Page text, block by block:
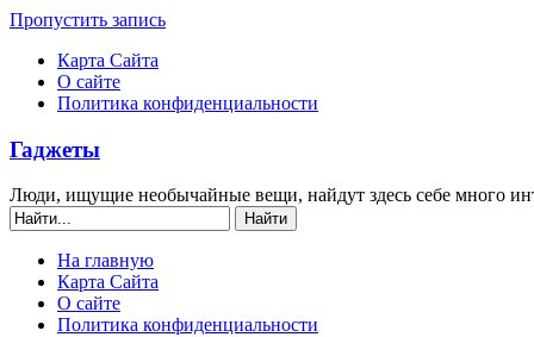
Пропустить запись
Карта Сайта
О сайте
Политика конфиденциальности
Гаджеты
Люди, ищущие необычайные вещи, найдут здесь себе много
На главную
Карта Сайта
О сайте
Политика конфиденциальности